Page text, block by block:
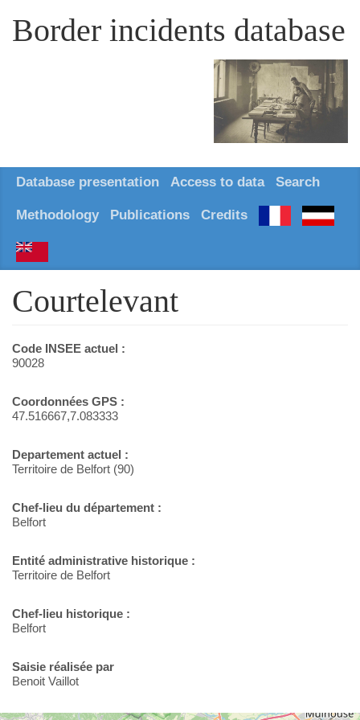
Border incidents database
Database presentation Access to data Search
Methodology Publications Credits
Courtelevant
Code INSEE actuel :
90028
Coordonnées GPS :
47.516667,7.083333
Departement actuel :
Territoire de Belfort (90)
Chef-lieu du département :
Belfort
Entité administrative historique :
Territoire de Belfort
Chef-lieu historique :
Belfort
Saisie réalisée par
Benoit Vaillot